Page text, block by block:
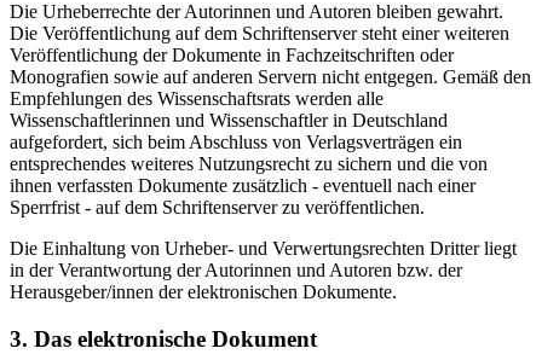
Die Urheberrechte der Autorinnen und Autoren bleiben gewahrt.
Die Veröffentlichung auf dem Schriftenserver steht einer weiteren
Veröffentlichung der Dokumente in Fachzeitschriften oder
Monografien sowie auf anderen Servern nicht entgegen. Gemäß den
Empfehlungen des Wissenschaftsrats werden alle
Wissenschaftlerinnen und Wissenschaftler in Deutschland
aufgefordert, sich beim Abschluss von Verlagsverträgen ein
entsprechendes weiteres Nutzungsrecht zu sichern und die von
ihnen verfassten Dokumente zusätzlich - eventuell nach einer
Sperrfrist - auf dem Schriftenserver zu veröffentlichen.
Die Einhaltung von Urheber- und Verwertungsrechten Dritter liegt
in der Verantwortung der Autorinnen und Autoren bzw. der
Herausgeber/innen der elektronischen Dokumente.
3. Das elektronische Dokument